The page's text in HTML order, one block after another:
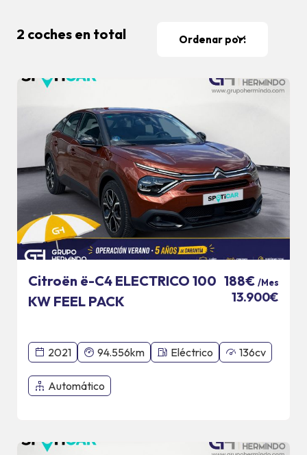
2 coches en total Ordenar por:
Citroën ë-C4 ELECTRICO 100
KW FEEL PACK
188€ /Mes
13.900€
2021 94.556km Eléctrico 136cv
Automático